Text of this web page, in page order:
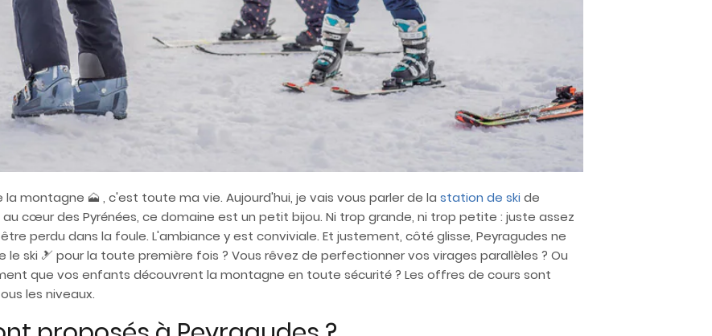
la montagne 🗻 , c'est toute ma vie. Aujourd'hui, je vais vous parler de la station de ski de
cœur des Pyrénées, ce domaine est un petit bijou. Ni trop grande, ni trop petite : juste assez
perdu dans la foule. L'ambiance y est conviviale. Et justement, côté glisse, Peyragudes ne
le ski 🎿 pour la toute première fois ? Vous rêvez de perfectionner vos virages parallèles ? Ou
que vos enfants découvrent la montagne en toute sécurité ? Les offres de cours sont
les niveaux.